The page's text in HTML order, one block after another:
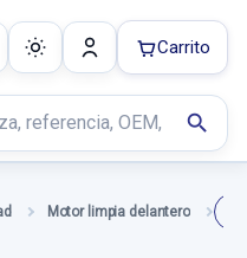
search
Carrito
Motor limpia delantero